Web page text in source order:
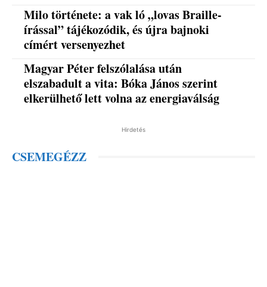
Milo története: a vak ló „lovas Braille-
írással” tájékozódik, és újra bajnoki
címért versenyezhet
Magyar Péter felszólalása után
elszabadult a vita: Bóka János szerint
elkerülhető lett volna az energiaválság
Hirdetés
CSEMEGÉZZ